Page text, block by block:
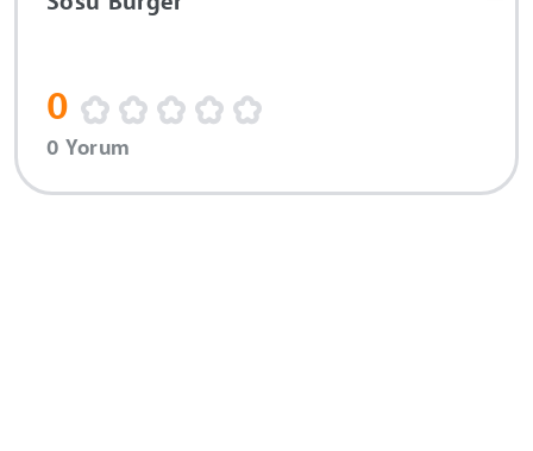
0
0 Yorum